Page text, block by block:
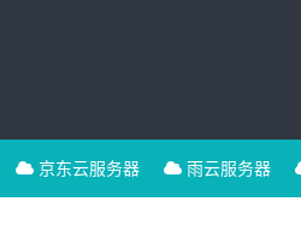
京东云服务器 雨云服务器